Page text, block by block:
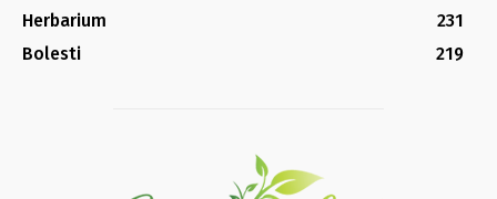
Herbarium
231
Bolesti
219